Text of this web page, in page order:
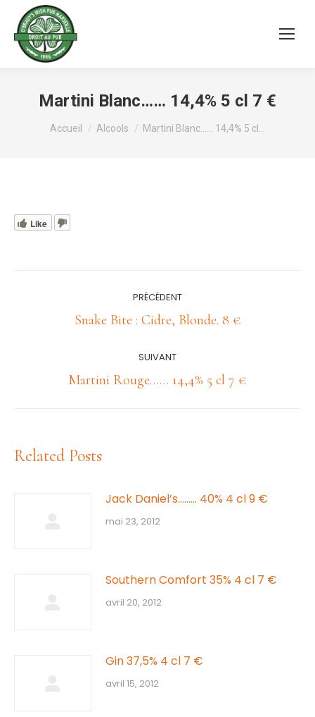
Martini Blanc…… 14,4% 5 cl 7 €
Vous êtes ici :
Accueil Alcools Martini Blanc…… 14,4% 5 cl…
Like
PRÉCÉDENT
Article
:
Snake Bite : Cidre, Blonde. 8 €
SUIVANT
Article
Martini Rouge…… 14,4% 5 cl 7 €
Related Posts
Jack Daniel’s……… 40% 4 cl 9 €
mai 23, 2012
Southern Comfort 35% 4 cl 7 €
avril 20, 2012
Gin 37,5% 4 cl 7 €
avril 15, 2012